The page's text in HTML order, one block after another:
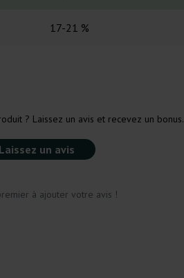
17-21 %
? Laissez un avis et recevez un bonus.
Laissez un avis
à ajouter votre avis !